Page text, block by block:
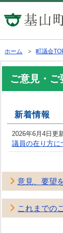
ホーム ＞町議会
ご意見・ご
新着情報
2026年6月4日更
議員の在り方に
意見、要望
これまでの